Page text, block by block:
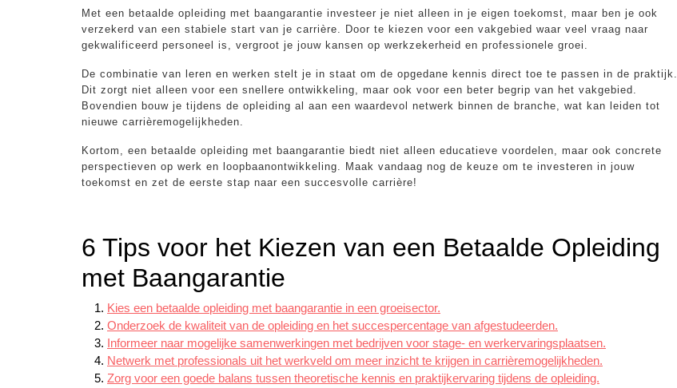
Met een betaalde opleiding met baangarantie investeer je niet alleen in je eigen toekomst, maar ben je ook
verzekerd van een stabiele start van je carrière. Door te kiezen voor een vakgebied waar veel vraag naar
gekwalificeerd personeel is, vergroot je jouw kansen op werkzekerheid en professionele groei.
De combinatie van leren en werken stelt je in staat om de opgedane kennis direct toe te passen in de praktijk.
Dit zorgt niet alleen voor een snellere ontwikkeling, maar ook voor een beter begrip van het vakgebied.
Bovendien bouw je tijdens de opleiding al aan een waardevol netwerk binnen de branche, wat kan leiden tot
nieuwe carrièremogelijkheden.
Kortom, een betaalde opleiding met baangarantie biedt niet alleen educatieve voordelen, maar ook concrete
perspectieven op werk en loopbaanontwikkeling. Maak vandaag nog de keuze om te investeren in jouw
toekomst en zet de eerste stap naar een succesvolle carrière!
6 Tips voor het Kiezen van een Betaalde Opleiding
met Baangarantie
Kies een betaalde opleiding met baangarantie in een groeisector.
Onderzoek de kwaliteit van de opleiding en het succespercentage van afgestudeerden.
Informeer naar mogelijke samenwerkingen met bedrijven voor stage- en werkervaringsplaatsen.
Netwerk met professionals uit het werkveld om meer inzicht te krijgen in carrièremogelijkheden.
Zorg voor een goede balans tussen theoretische kennis en praktijkervaring tijdens de opleiding.